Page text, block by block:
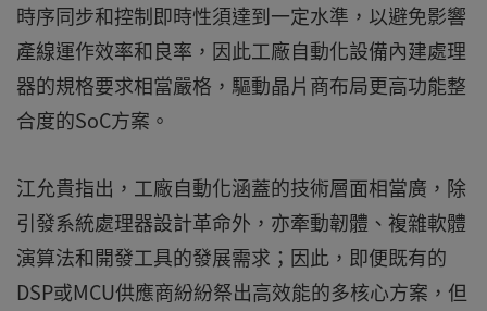
時序同步和控制即時性須達到一定水準，以避免影響
產線運作效率和良率，因此工廠自動化設備內建處理
器的規格要求相當嚴格，驅動晶片商布局更高功能整
合度的SoC方案。
江允貴指出，工廠自動化涵蓋的技術層面相當廣，除
引發系統處理器設計革命外，亦牽動韌體、複雜軟體
演算法和開發工具的發展需求；因此，即便既有的
DSP或MCU供應商紛紛祭出高效能的多核心方案，但